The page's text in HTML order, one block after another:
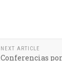
NEXT ARTICLE
Conferencias